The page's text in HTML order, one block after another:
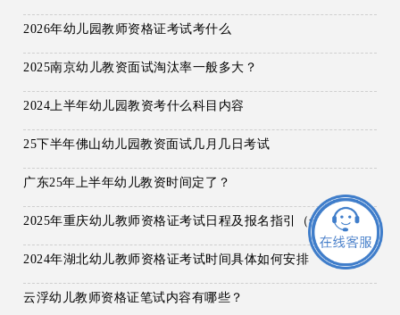
2026年幼儿园教师资格证考试考什么
2025南京幼儿教资面试淘汰率一般多大？
2024上半年幼儿园教资考什么科目内容
25下半年佛山幼儿园教资面试几月几日考试
广东25年上半年幼儿教资时间定了？
2025年重庆幼儿教师资格证考试日程及报名指引（全）
2024年湖北幼儿教师资格证考试时间具体如何安排
云浮幼儿教师资格证笔试内容有哪些？